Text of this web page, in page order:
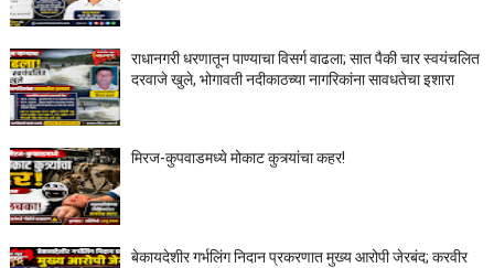
राधानगरी धरणातून पाण्याचा विसर्ग वाढला; सात पैकी चार स्वयंचलित
दरवाजे खुले, भोगावती नदीकाठच्या नागरिकांना सावधतेचा इशारा
मिरज-कुपवाडमध्ये मोकाट कुत्र्यांचा कहर!
बेकायदेशीर गर्भलिंग निदान प्रकरणात मुख्य आरोपी जेरबंद; करवीर